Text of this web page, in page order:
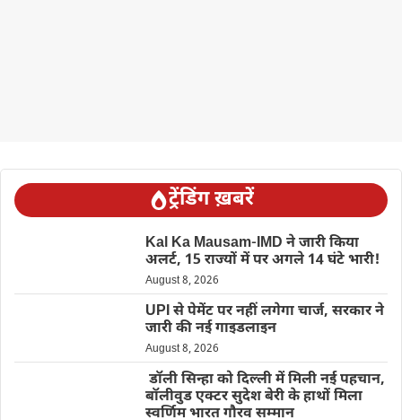
ट्रेंडिंग ख़बरें
Kal Ka Mausam-IMD ने जारी किया
अलर्ट, 15 राज्यों में पर अगले 14 घंटे भारी!
August 8, 2026
UPI से पेमेंट पर नहीं लगेगा चार्ज, सरकार ने
जारी की नई गाइडलाइन
August 8, 2026
डॉली सिन्हा को दिल्ली में मिली नई पहचान,
बॉलीवुड एक्टर सुदेश बेरी के हाथों मिला
स्वर्णिम भारत गौरव सम्मान